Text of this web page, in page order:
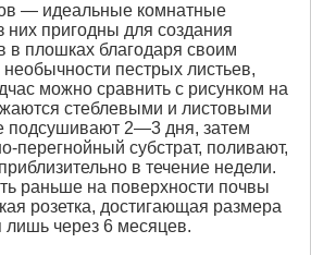
— идеальные комнатные
них пригодны для создания
в плошках благодаря своим
пестрых листьев,
можно сравнить с рисунком на
стеблевыми и листовыми
подсушивают 2—3 дня, затем
перегнойный субстрат, поливают,
в течение недели.
раньше на поверхности почвы
розетка, достигающая размера
лишь через 6 месяцев.